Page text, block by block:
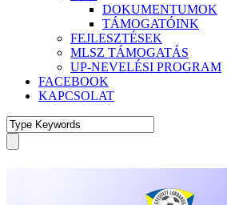
DOKUMENTUMOK
TÁMOGATÓINK
FEJLESZTÉSEK
MLSZ TÁMOGATÁS
UP-NEVELÉSI PROGRAM
FACEBOOK
KAPCSOLAT